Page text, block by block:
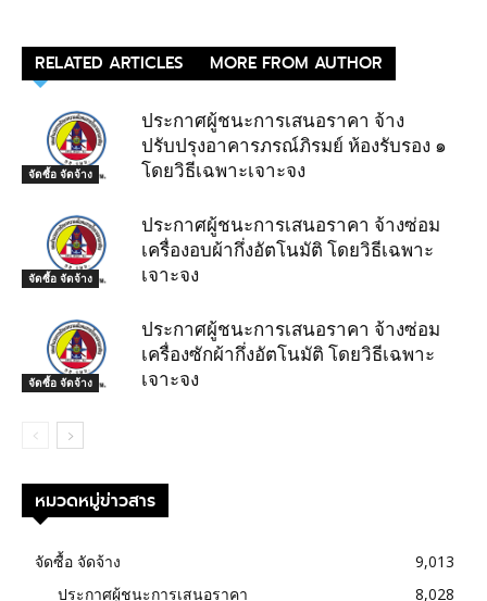
RELATED ARTICLES MORE FROM AUTHOR
จัดซื้อ จัดจ้าง
ประกาศผู้ชนะการเสนอราคา จ้าง
ปรับปรุงอาคารภรณ์ภิรมย์ ห้องรับรอง ๑
โดยวิธีเฉพาะเจาะจง
จัดซื้อ จัดจ้าง
ประกาศผู้ชนะการเสนอราคา จ้างซ่อม
เครื่องอบผ้ากึ่งอัตโนมัติ โดยวิธีเฉพาะ
เจาะจง
จัดซื้อ จัดจ้าง
ประกาศผู้ชนะการเสนอราคา จ้างซ่อม
เครื่องซักผ้ากึ่งอัตโนมัติ โดยวิธีเฉพาะ
เจาะจง
หมวดหมู่ข่าวสาร
จัดซื้อ จัดจ้าง
9,013
ประกาศผู้ชนะการเสนอราคา
8,028